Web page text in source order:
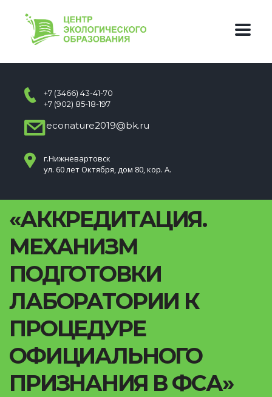
+7 (3466) 43-41-70
+7 (902) 85-18-197
econature2019@bk.ru
г.Нижневартовск
ул. 60 лет Октября, дом 80, кор. А.
«АККРЕДИТАЦИЯ.
МЕХАНИЗМ
ПОДГОТОВКИ
ЛАБОРАТОРИИ К
ПРОЦЕДУРЕ
ОФИЦИАЛЬНОГО
ПРИЗНАНИЯ В ФСА»